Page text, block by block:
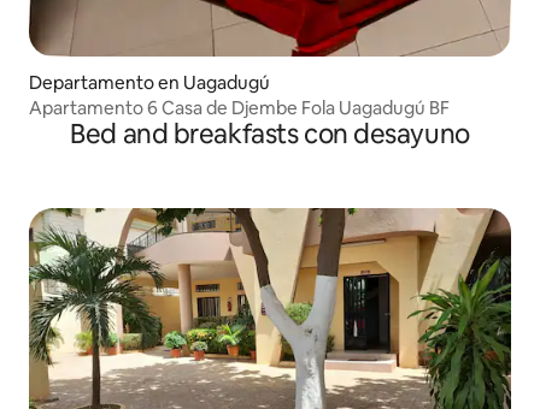
Departamento en Uagadugú
Apartamento 6 Casa de Djembe Fola Uagadugú BF
Bed and breakfasts con desayuno